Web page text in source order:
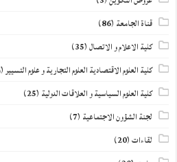
قناة الجامعة (86)
كلية الاعلام و الاتصال(35)
كلية العلوم الاقتصادية العلوم التجارية و علوم التسيير(54)
كلية العلوم السياسية و العلاقات الدولية (25)
لجنة الشؤون الاجتماعية (7)
لقاءات(20)